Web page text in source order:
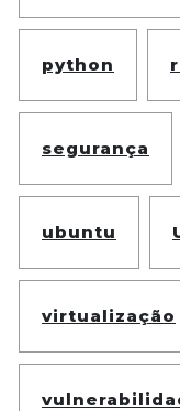
python
segurança
ubuntu
virtualização